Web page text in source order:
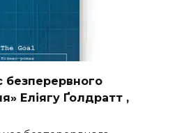
безперервного
Еліягу Ґолдратт ,